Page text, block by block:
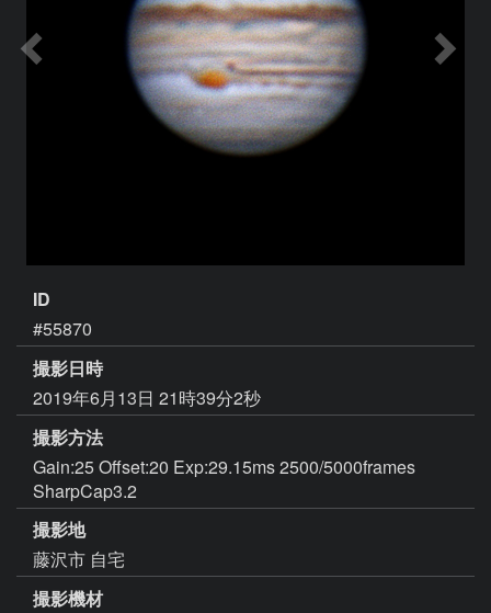
ID
#55870
撮影日時
2019年6月13日 21時39分2秒
撮影方法
Gain:25 Offset:20 Exp:29.15ms 2500/5000frames
SharpCap3.2
撮影地
藤沢市 自宅
撮影機材